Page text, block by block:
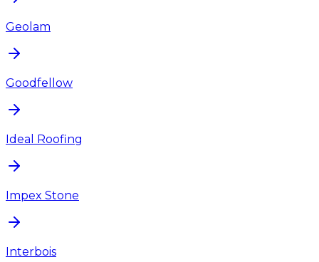
Geolam
Goodfellow
Ideal Roofing
Impex Stone
Interbois